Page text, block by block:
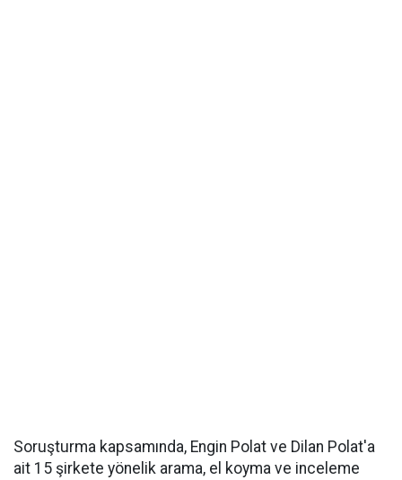
Soruşturma kapsamında, Engin Polat ve Dilan Polat'a
ait 15 şirkete yönelik arama, el koyma ve inceleme